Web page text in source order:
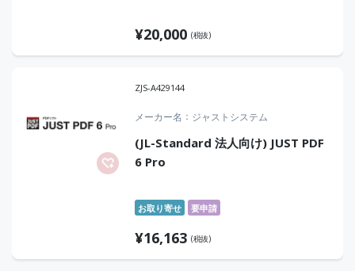
¥20,000 (税抜)
ZJS-A429144
メーカー名 ジャストシステム
(JL-Standard 法人向け) JUST PDF
6 Pro
お取り寄せ 要申請
¥16,163 (税抜)